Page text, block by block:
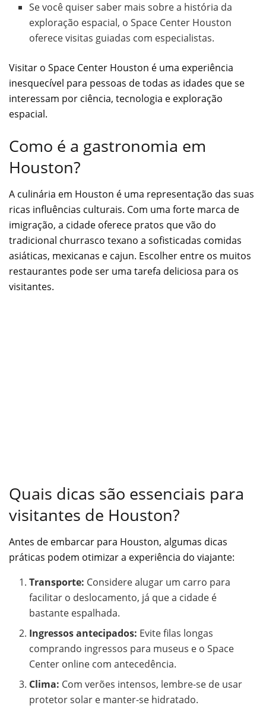
Se você quiser saber mais sobre a história da
exploração espacial, o Space Center Houston
oferece visitas guiadas com especialistas.
Visitar o Space Center Houston é uma experiência
inesquecível para pessoas de todas as idades que se
interessam por ciência, tecnologia e exploração
espacial.
Como é a gastronomia em
Houston?
A culinária em Houston é uma representação das suas
ricas influências culturais. Com uma forte marca de
imigração, a cidade oferece pratos que vão do
tradicional churrasco texano a sofisticadas comidas
asiáticas, mexicanas e cajun. Escolher entre os muitos
restaurantes pode ser uma tarefa deliciosa para os
visitantes.
Quais dicas são essenciais para
visitantes de Houston?
Antes de embarcar para Houston, algumas dicas
práticas podem otimizar a experiência do viajante:
Transporte: Considere alugar um carro para
facilitar o deslocamento, já que a cidade é
bastante espalhada.
Ingressos antecipados: Evite filas longas
comprando ingressos para museus e o Space
Center online com antecedência.
Clima: Com verões intensos, lembre-se de usar
protetor solar e manter-se hidratado.